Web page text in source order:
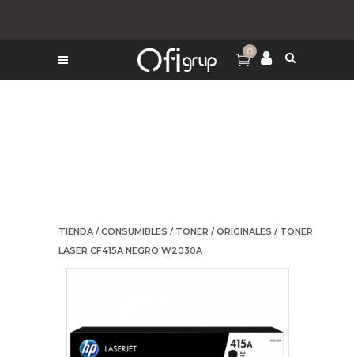
0
TIENDA /CONSUMIBLES / TONER /ORIGINALES / TONER
LASER CF415A NEGRO W2030A